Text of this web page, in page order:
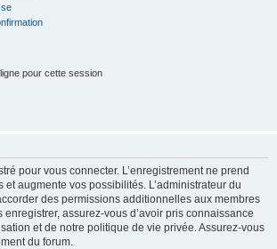
pour cette session
pour vous connecter. L’enregistrement ne prend
augmente vos possibilités. L’administrateur du
des permissions additionnelles aux membres
enregistrer, assurez-vous d’avoir pris connaissance
et de notre politique de vie privée. Assurez-vous
du forum.